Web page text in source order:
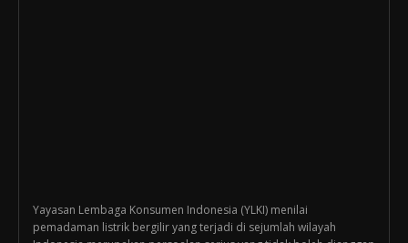
Yayasan Lembaga Konsumen Indonesia (YLKI) menilai
pemadaman listrik bergilir yang terjadi di sejumlah wilayah